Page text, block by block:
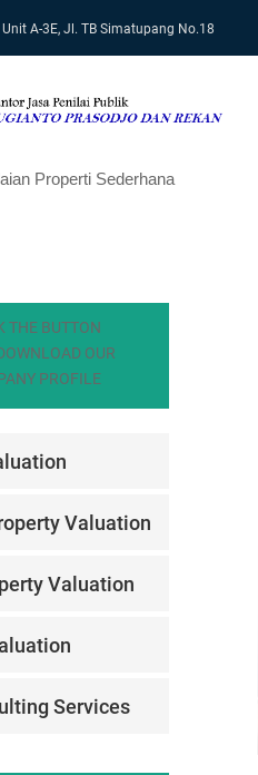
A-3E, Jl. TB Simatupang No.18
Properti Sederhana
THE BUTTON
OUR
PROFILE
Valuation
Valuation
Services